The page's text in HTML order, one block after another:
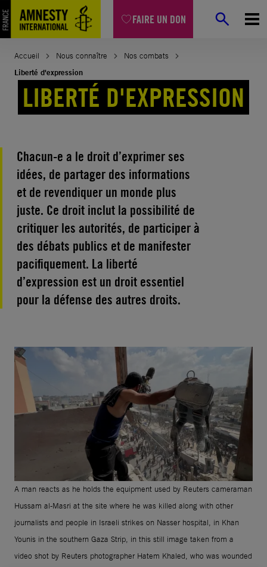
FAIRE UN DON
Aller
au
contenu
Accueil Nous connaître
Nos combats
Liberté d'expression
LIBERTÉ D'EXPRESSION
Chacun-e a le droit d’exprimer ses
idées, de partager des informations
et de revendiquer un monde plus
juste. Ce droit inclut la possibilité de
critiquer les autorités, de participer à
des débats publics et de manifester
pacifiquement. La liberté
d’expression est un droit essentiel
pour la défense des autres droits.
A man reacts as he holds the equipment used by Reuters cameraman
Hussam al-Masri at the site where he was killed along with other
journalists and people in Israeli strikes on Nasser hospital, in Khan
Younis in the southern Gaza Strip, in this still image taken from a
video shot by Reuters photographer Hatem Khaled, who was wounded